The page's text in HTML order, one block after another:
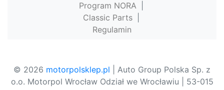
Program NORA
Classic Parts
Regulamin
© 2026 motorpolsklep.pl | Auto Group Polska Sp. z
o.o. Motorpol Wrocław Odział we Wrocławiu | 53-015